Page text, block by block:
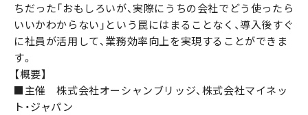
ちだった「おもしろいが、実際にうちの会社でどう使ったら
いいかわからない」という罠にはまることなく、導入後すぐ
に社員が活用して、業務効率向上を実現することができま
す。
【概要】
■主催 株式会社オーシャンブリッジ、株式会社マイネッ
ト・ジャパン